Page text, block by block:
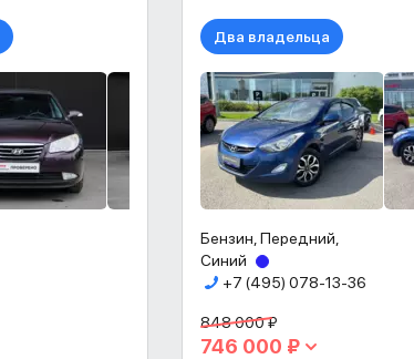
Два владельца
Бензин, Передний,
Синий
+7 (495) 078-13-36
848 000 ₽
746 000 ₽